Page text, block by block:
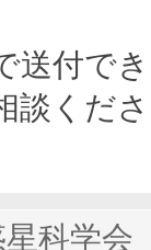
送付で
談くだ
科学会